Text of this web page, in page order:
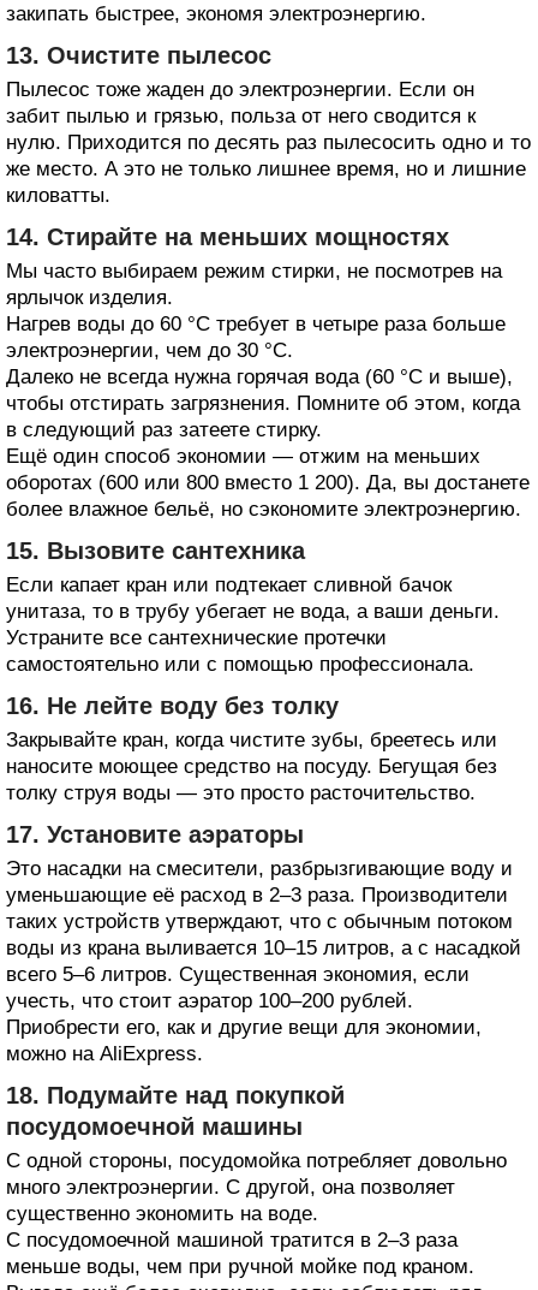
закипать быстрее, экономя электроэнергию.
13. Очистите пылесос
Пылесос тоже жаден до электроэнергии. Если он
забит пылью и грязью, польза от него сводится к
нулю. Приходится по десять раз пылесосить одно и то
же место. А это не только лишнее время, но и лишние
киловатты.
14. Стирайте на меньших мощностях
Мы часто выбираем режим стирки, не посмотрев на
ярлычок изделия.
Нагрев воды до 60 °С требует в четыре раза больше
электроэнергии, чем до 30 °С.
Далеко не всегда нужна горячая вода (60 °С и выше),
чтобы отстирать загрязнения. Помните об этом, когда
в следующий раз затеете стирку.
Ещё один способ экономии — отжим на меньших
оборотах (600 или 800 вместо 1 200). Да, вы достанете
более влажное бельё, но сэкономите электроэнергию.
15. Вызовите сантехника
Если капает кран или подтекает сливной бачок
унитаза, то в трубу убегает не вода, а ваши деньги.
Устраните все сантехнические протечки
самостоятельно или с помощью профессионала.
16. Не лейте воду без толку
Закрывайте кран, когда чистите зубы, бреетесь или
наносите моющее средство на посуду. Бегущая без
толку струя воды — это просто расточительство.
17. Установите аэраторы
Это насадки на смесители, разбрызгивающие воду и
уменьшающие её расход в 2–3 раза. Производители
таких устройств утверждают, что с обычным потоком
воды из крана выливается 10–15 литров, а с насадкой
всего 5–6 литров. Существенная экономия, если
учесть, что стоит аэратор 100–200 рублей.
Приобрести его, как и другие вещи для экономии,
можно на AliExpress.
18. Подумайте над покупкой
посудомоечной машины
С одной стороны, посудомойка потребляет довольно
много электроэнергии. С другой, она позволяет
существенно экономить на воде.
С посудомоечной машиной тратится в 2–3 раза
меньше воды, чем при ручной мойке под краном.